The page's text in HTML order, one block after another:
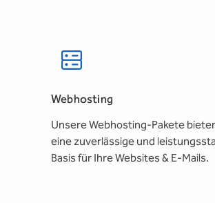
Webhosting
Unsere Webhosting-Pakete
eine zuverlässige und
Basis für Ihre Websites & E-Mails.